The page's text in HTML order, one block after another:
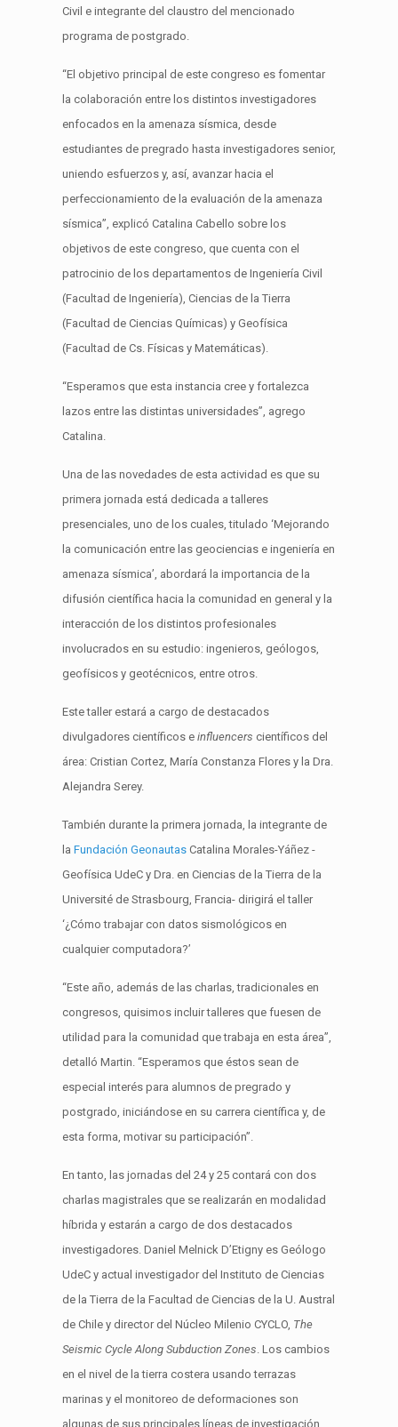
Civil e integrante del claustro del mencionado
programa de postgrado.
“El objetivo principal de este congreso es fomentar
la colaboración entre los distintos investigadores
enfocados en la amenaza sísmica, desde
estudiantes de pregrado hasta investigadores senior,
uniendo esfuerzos y, así, avanzar hacia el
perfeccionamiento de la evaluación de la amenaza
sísmica”, explicó Catalina Cabello sobre los
objetivos de este congreso, que cuenta con el
patrocinio de los departamentos de Ingeniería Civil
(Facultad de Ingeniería), Ciencias de la Tierra
(Facultad de Ciencias Químicas) y Geofísica
(Facultad de Cs. Físicas y Matemáticas).
“Esperamos que esta instancia cree y fortalezca
lazos entre las distintas universidades”, agrego
Catalina.
Una de las novedades de esta actividad es que su
primera jornada está dedicada a talleres
presenciales, uno de los cuales, titulado ‘Mejorando
la comunicación entre las geociencias e ingeniería en
amenaza sísmica’, abordará la importancia de la
difusión científica hacia la comunidad en general y la
interacción de los distintos profesionales
involucrados en su estudio: ingenieros, geólogos,
geofísicos y geotécnicos, entre otros.
Este taller estará a cargo de destacados
divulgadores científicos e influencers científicos del
área: Cristian Cortez, María Constanza Flores y la Dra.
Alejandra Serey.
También durante la primera jornada, la integrante de
la Fundación GeonautasCatalina Morales-Yáñez -
Geofísica UdeC y Dra. en Ciencias de la Tierra de la
Université de Strasbourg, Francia- dirigirá el taller
‘¿Cómo trabajar con datos sismológicos en
cualquier computadora?’
“Este año, además de las charlas, tradicionales en
congresos, quisimos incluir talleres que fuesen de
utilidad para la comunidad que trabaja en esta área”,
detalló Martin. “Esperamos que éstos sean de
especial interés para alumnos de pregrado y
postgrado, iniciándose en su carrera científica y, de
esta forma, motivar su participación”.
En tanto, las jornadas del 24 y 25 contará con dos
charlas magistrales que se realizarán en modalidad
híbrida y estarán a cargo de dos destacados
investigadores. Daniel Melnick D’Etigny es Geólogo
UdeC y actual investigador del Instituto de Ciencias
de la Tierra de la Facultad de Ciencias de la U. Austral
de Chile y director del Núcleo Milenio CYCLO, The
Seismic Cycle Along Subduction Zones. Los cambios
en el nivel de la tierra costera usando terrazas
marinas y el monitoreo de deformaciones son
algunas de sus principales líneas de investigación.